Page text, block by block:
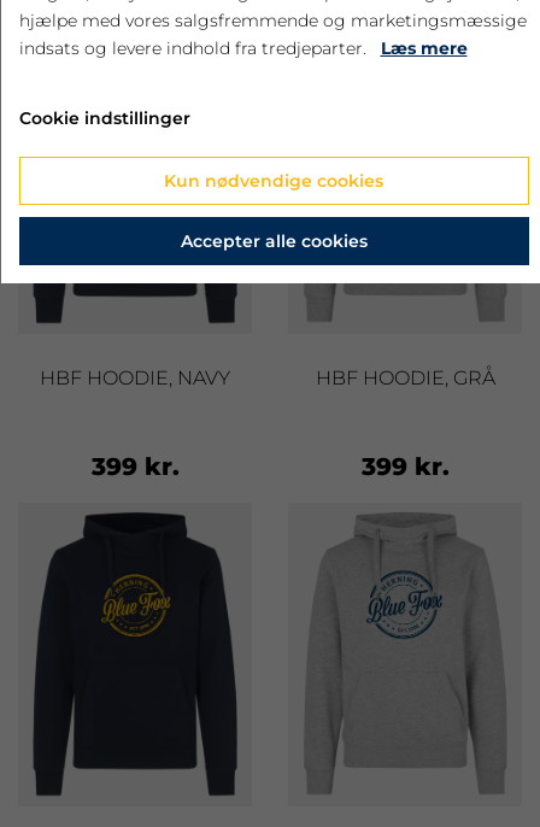
HBF HOODIE, NAVY
399 kr.
HBF HOODIE, GRÅ
399 kr.
hjælpe med vores salgsfremmende og marketingsmæssige
indsats og levere indhold fra tredjeparter.
Læs mere
Cookie indstillinger
Kun nødvendige cookies
Accepter alle cookies